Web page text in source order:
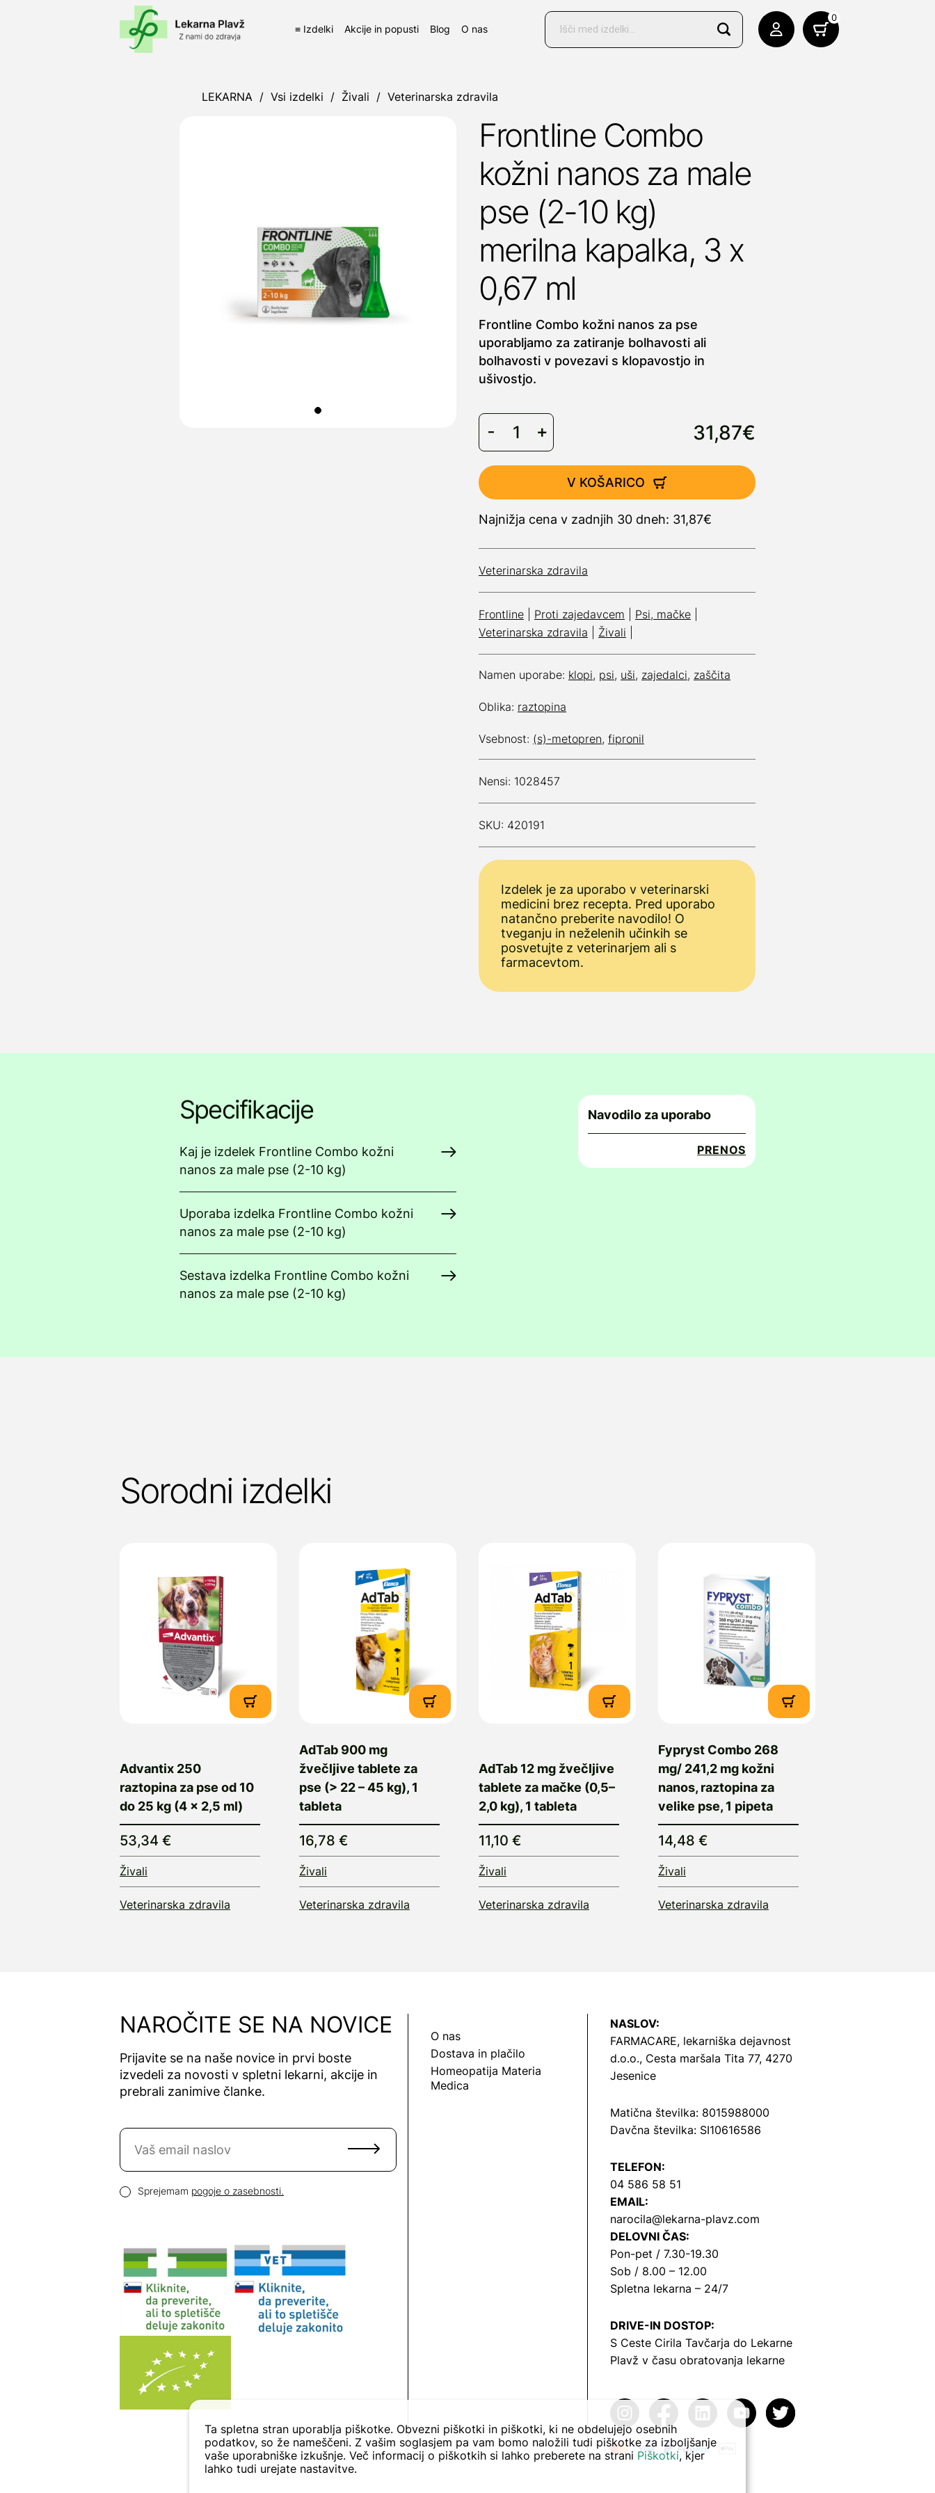
≡ Izdelki Akcije in popusti Blog O nas
Products
search
0
LEKARNA / Vsi izdelki / Živali / Veterinarska zdravila
Frontline Combo
kožni nanos za male
pse (2-10 kg)
merilna kapalka, 3 x
0,67 ml
Frontline Combo kožni nanos za pse
uporabljamo za zatiranje bolhavosti ali
bolhavosti v povezavi s klopavostjo in
ušivostjo.
31,87€
V KOŠARICO
Najnižja cena v zadnjih 30 dneh: 31,87€
Veterinarska zdravila
Frontline Proti zajedavcem Psi, mačke
Veterinarska zdravila
Živali
Namen uporabe: klopi, psi, uši, zajedalci, zaščita
Oblika: raztopina
Vsebnost: (s)-metopren, fipronil
Nensi: 1028457
SKU: 420191
Izdelek je za uporabo v veterinarski
medicini brez recepta. Pred uporabo
natančno preberite navodilo! O
tveganju in neželenih učinkih se
posvetujte z veterinarjem ali s
farmacevtom.
Specifikacije
Kaj je izdelek Frontline Combo kožni
nanos za male pse (2-10 kg)
Uporaba izdelka Frontline Combo kožni
nanos za male pse (2-10 kg)
Sestava izdelka Frontline Combo kožni
nanos za male pse (2-10 kg)
Navodilo za uporabo
PRENOS
Sorodni izdelki
Advantix 250
raztopina za pse od 10
do 25 kg (4 x 2,5 ml)
53,34 €
Živali
Veterinarska zdravila
AdTab 900 mg
žvečljive tablete za
pse (> 22 – 45 kg), 1
tableta
16,78 €
Živali
Veterinarska zdravila
AdTab 12 mg žvečljive
tablete za mačke (0,5–
2,0 kg), 1 tableta
11,10 €
Živali
Veterinarska zdravila
Fypryst Combo 268
mg/ 241,2 mg kožni
nanos, raztopina za
velike pse, 1 pipeta
14,48 €
Živali
Veterinarska zdravila
NAROČITE SE NA NOVICE
Prijavite se na naše novice in prvi boste
izvedeli za novosti v spletni lekarni, akcije in
prebrali zanimive članke.
Naročite se na novice
Pogoji zasebnosti
Sprejemam pogoje o zasebnosti.
O nas
Dostava in plačilo
Homeopatija Materia
Medica
NASLOV:
FARMACARE, lekarniška dejavnost
d.o.o., Cesta maršala Tita 77, 4270
Jesenice
Matična številka: 8015988000
Davčna številka: SI10616586
TELEFON:
04 586 58 51
EMAIL:
narocila@lekarna-plavz.com
DELOVNI ČAS:
Pon-pet / 7.30-19.30
Sob / 8.00 – 12.00
Spletna lekarna – 24/7
DRIVE-IN DOSTOP:
S Ceste Cirila Tavčarja do Lekarne
Plavž v času obratovanja lekarne
Ta spletna stran uporablja piškotke. Obvezni piškotki in piškotki, ki ne obdelujejo osebnih
podatkov, so že nameščeni. Z vašim soglasjem pa vam bomo naložili tudi piškotke za izboljšanje
vaše uporabniške izkušnje. Več informacij o piškotkih si lahko preberete na strani Piškotki, kjer
lahko tudi urejate nastavitve.